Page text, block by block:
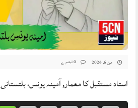
مئ 6, 2026
استاد مستقبل کا معمار, آمینہ یونس، بلتستانی